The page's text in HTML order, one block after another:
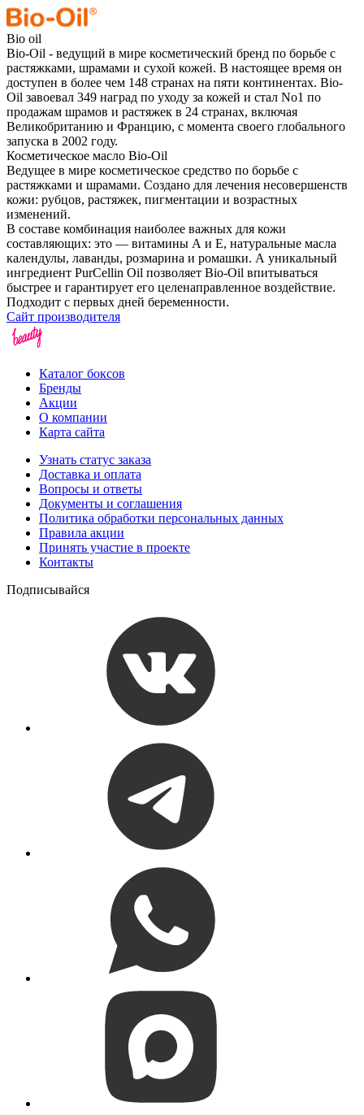
Bio oil
Bio-Oil - ведущий в мире косметический бренд по борьбе с
растяжками, шрамами и сухой кожей. В настоящее время он
доступен в более чем 148 странах на пяти континентах. Bio-
Oil завоевал 349 наград по уходу за кожей и стал No1 по
продажам шрамов и растяжек в 24 странах, включая
Великобританию и Францию, с момента своего глобального
запуска в 2002 году.
Косметическое масло Bio-Oil
Ведущее в мире косметическое средство по борьбе с
растяжками и шрамами. Создано для лечения несовершенств
кожи: рубцов, растяжек, пигментации и возрастных
изменений.
В составе комбинация наиболее важных для кожи
составляющих: это — витамины А и Е, натуральные масла
календулы, лаванды, розмарина и ромашки. А уникальный
ингредиент PurCellin Oil позволяет Bio-Oil впитываться
быстрее и гарантирует его целенаправленное воздействие.
Подходит с первых дней беременности.
Сайт производителя
Каталог боксов
Бренды
Акции
О компании
Карта сайта
Узнать статус заказа
Доставка и оплата
Вопросы и ответы
Документы и соглашения
Политика обработки персональных данных
Правила акции
Принять участие в проекте
Контакты
Подписывайся